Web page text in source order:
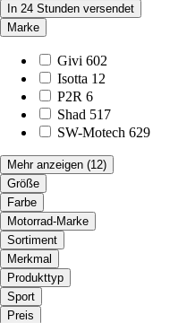
In 24 Stunden versendet
Marke
Givi 602
Isotta 12
P2R 6
Shad 517
SW-Motech 629
Mehr anzeigen (12)
Größe
Farbe
Motorrad-Marke
Sortiment
Merkmal
Produkttyp
Sport
Preis